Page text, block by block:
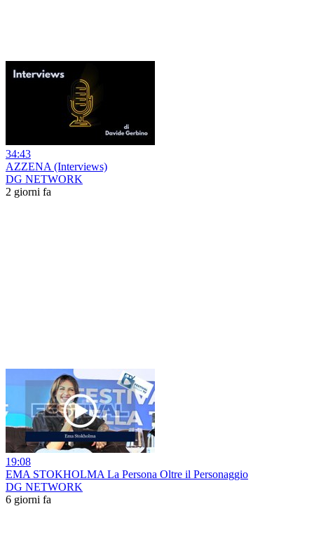
34:43
AZZENA (Interviews)
DG NETWORK
2 giorni fa
19:08
EMA STOKHOLMA La Persona Oltre il Personaggio
DG NETWORK
6 giorni fa